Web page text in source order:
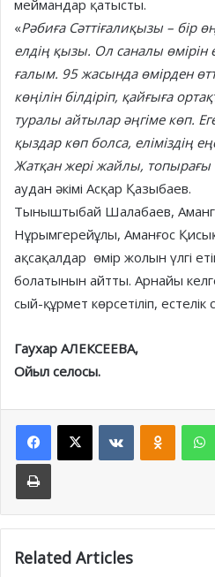
меймандар қатысты.
«Рәбиға Сәттіғалиқызы – бір
елдің қызы. Ол саналы өмірін
ғалым. 95 жасында өмірден
көңілін білдіріп, қайғыға
туралы айтылар әңгіме көп.
қыздар көп болса, еліміздің
Жатқан жері жайлы, топырағы
аудан әкімі Асқар Қазыбаев.
Тыныштыбай Шалабаев,
Нұрымгерейұлы, Аманғос
ақсақалдар өмір жолын үлгі
болатынын айтты. Арнайы
сый-құрмет көрсетіліп,
Гаухар АЛЕКСЕЕВА,
Ойыл селосы.
Facebook
X VKontakte
Print
Related Articles